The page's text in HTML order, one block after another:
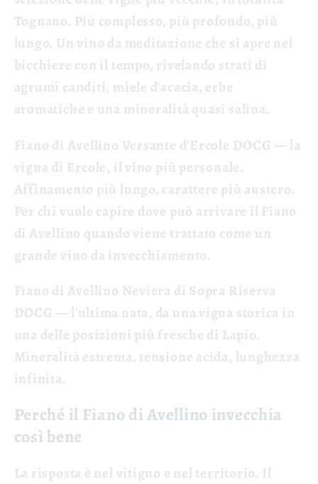
Tognano. Più complesso, più profondo, più
lungo. Un vino da meditazione che si apre nel
bicchiere con il tempo, rivelando strati di
agrumi canditi, miele d'acacia, erbe
aromatiche e una mineralità quasi salina.
Fiano di Avellino Versante d'Ercole DOCG — la
vigna di Ercole, il vino più personale.
Affinamento più lungo, carattere più austero.
Per chi vuole capire dove può arrivare il Fiano
di Avellino quando viene trattato come un
grande vino da invecchiamento.
Fiano di Avellino Neviera di Sopra Riserva
DOCG — l'ultima nata, da una vigna storica in
una delle posizioni più fresche di Lapio.
Mineralità estrema, tensione acida, lunghezza
infinita.
Perché il Fiano di Avellino invecchia
così bene
La risposta è nel vitigno e nel territorio. Il